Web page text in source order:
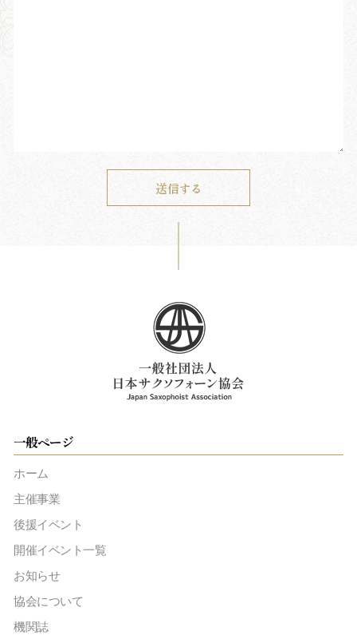
一般ページ
ホーム
主催事業
後援イベント
開催イベント一覧
お知らせ
協会について
機関誌